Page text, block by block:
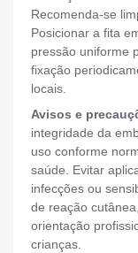
Recomenda-se
Posicionar a fita
pressão uniforme
fixação
locais.
Avisos e
integridade da
uso conforme
saúde. Evitar
infecções ou
de reação
orientação
crianças.